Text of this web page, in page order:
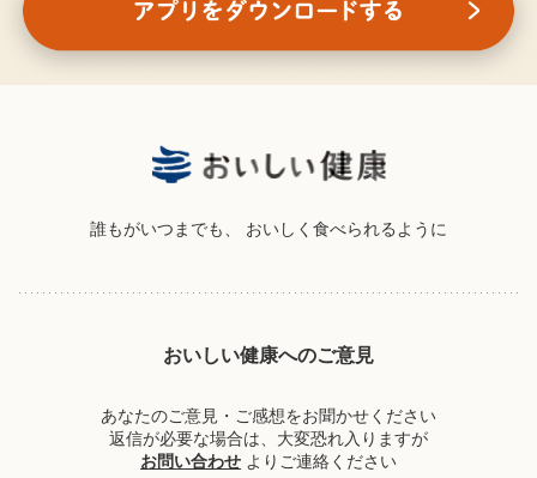
誰もがいつまでも、 おいしく食べられるように
おいしい健康へのご意見
あなたのご意見・ご感想をお聞かせください
返信が必要な場合は、大変恐れ入りますが
お問い合わせ よりご連絡ください